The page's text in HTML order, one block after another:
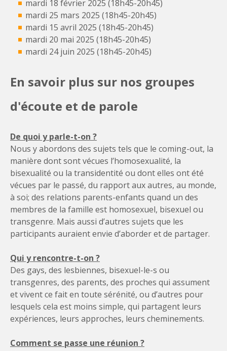
mardi 18 février 2025 (18h45-20h45)
mardi 25 mars 2025 (18h45-20h45)
mardi 15 avril 2025 (18h45-20h45)
mardi 20 mai 2025 (18h45-20h45)
mardi 24 juin 2025 (18h45-20h45)
En savoir plus sur nos groupes
d'écoute et de parole
De quoi y parle-t-on ?
Nous y abordons des sujets tels que le coming-out, la
manière dont sont vécues l’homosexualité, la
bisexualité ou la transidentité ou dont elles ont été
vécues par le passé, du rapport aux autres, au monde,
à soi; des relations parents-enfants quand un des
membres de la famille est homosexuel, bisexuel ou
transgenre. Mais aussi d’autres sujets que les
participants auraient envie d’aborder et de partager.
Qui y rencontre-t-on ?
Des gays, des lesbiennes, bisexuel-le-s ou
transgenres, des parents, des proches qui assument
et vivent ce fait en toute sérénité, ou d’autres pour
lesquels cela est moins simple, qui partagent leurs
expériences, leurs approches, leurs cheminements.
Comment se passe une réunion ?